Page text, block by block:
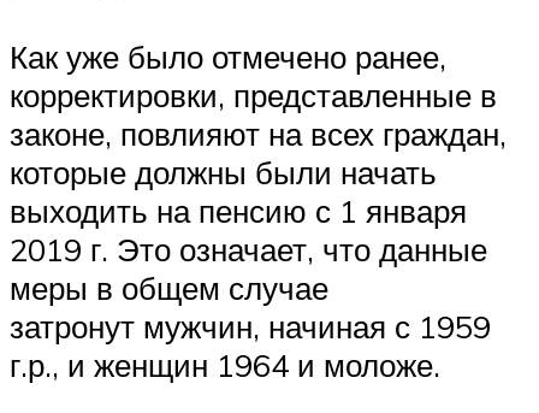
Как уже было отмечено ранее,
корректировки, представленные в
законе, повлияют на всех граждан,
которые должны были начать
выходить на пенсию с 1 января
2019 г. Это означает, что данные
меры в общем случае
затронут мужчин, начиная с 1959
г.р., и женщин 1964 и моложе.